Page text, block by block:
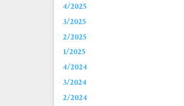
4/2025
3/2025
2/2025
1/2025
4/2024
3/2024
2/2024